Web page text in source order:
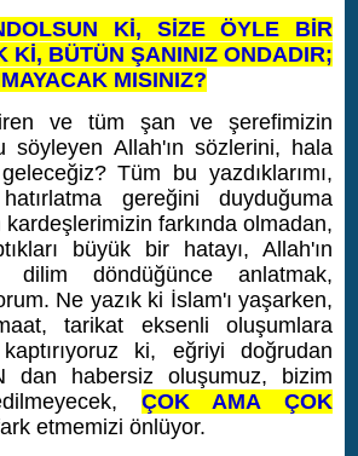
Kİ, SİZE ÖYLE BİR
Kİ, BÜTÜN ŞANINIZ ONDADIR;
MISINIZ?
ve tüm şan ve şerefimizin
söyleyen Allah'ın sözlerini, hala
geleceğiz?Tüm bu yazdıklarımı,
gereğini duyduğuma
kardeşlerimizin farkında olmadan,
büyük bir hatayı, Allah'ın
dilim döndüğünce anlatmak,
Ne yazık ki İslam'ı yaşarken,
tarikat eksenli oluşumlara
ki, eğriyi doğrudan
dan habersiz oluşumuz, bizim
ÇOK AMA ÇOK
etmemizi önlüyor.